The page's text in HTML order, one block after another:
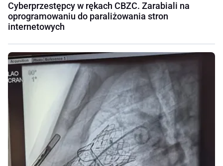
Cyberprzestępcy w rękach CBZC. Zarabiali na
oprogramowaniu do paraliżowania stron
internetowych